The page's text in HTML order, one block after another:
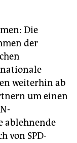
Die
der
weiterhin ab
um einen
ablehnende
von SPD-